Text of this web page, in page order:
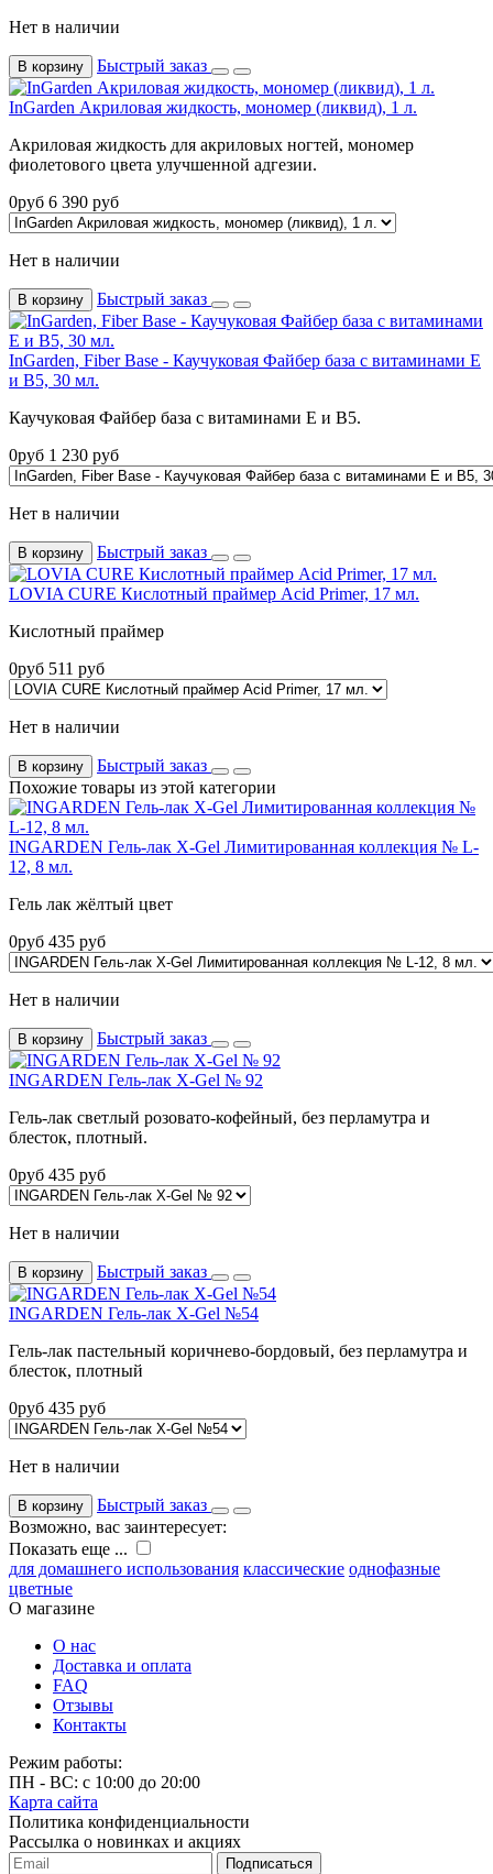
Нет в наличии
В корзину Быстрый заказ
InGarden Акриловая жидкость, мономер (ликвид), 1 л.
Акриловая жидкость для акриловых ногтей, мономер
фиолетового цвета улучшенной адгезии.
0руб 6 390 руб
Нет в наличии
В корзину Быстрый заказ
InGarden, Fiber Base - Каучуковая Файбер база с витаминами Е
и В5, 30 мл.
Каучуковая Файбер база с витаминами Е и В5.
0руб 1 230 руб
Нет в наличии
В корзину Быстрый заказ
LOVIA CURE Кислотный праймер Acid Primer, 17 мл.
Кислотный праймер
0руб 511 руб
Нет в наличии
В корзину
Быстрый заказ
Похожие товары из этой категории
INGARDEN Гель-лак X-Gel Лимитированная коллекция № L-
12, 8 мл.
Гель лак жёлтый цвет
0руб 435 руб
Нет в наличии
В корзину Быстрый заказ
INGARDEN Гель-лак X-Gel № 92
Гель-лак светлый розовато-кофейный, без перламутра и
блесток, плотный.
0руб 435 руб
Нет в наличии
В корзину Быстрый заказ
INGARDEN Гель-лак X-Gel №54
Гель-лак пастельный коричнево-бордовый, без перламутра и
блесток, плотный
0руб 435 руб
Нет в наличии
В корзину
Быстрый заказ
Возможно, вас заинтересует:
Показать еще ...
для домашнего использования классические однофазные
цветные
О магазине
О нас
Доставка и оплата
FAQ
Отзывы
Контакты
Режим работы:
ПН - ВС: с 10:00 до 20:00
Карта сайта
Политика конфиденциальности
Рассылка о новинках и акциях
Подписаться